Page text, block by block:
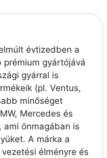
évtizedben a
prémium gyártójává
gyárral is
(pl. Ventus,
minőséget
Mercedes és
ami önmagában is
A márka a
élményre és